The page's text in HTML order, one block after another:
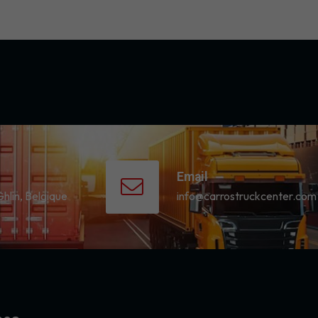
Belgique
Email
info@carrostruckcenter.com